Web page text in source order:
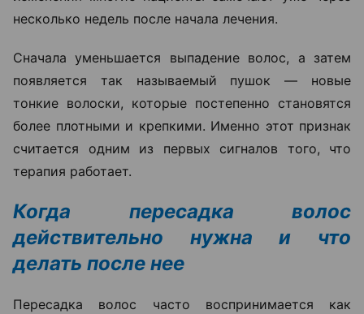
несколько недель после начала лечения.
Сначала уменьшается выпадение волос, а затем
появляется так называемый пушок — новые
тонкие волоски, которые постепенно становятся
более плотными и крепкими. Именно этот признак
считается одним из первых сигналов того, что
терапия работает.
Когда пересадка волос
действительно нужна и что
делать после нее
Пересадка волос часто воспринимается как